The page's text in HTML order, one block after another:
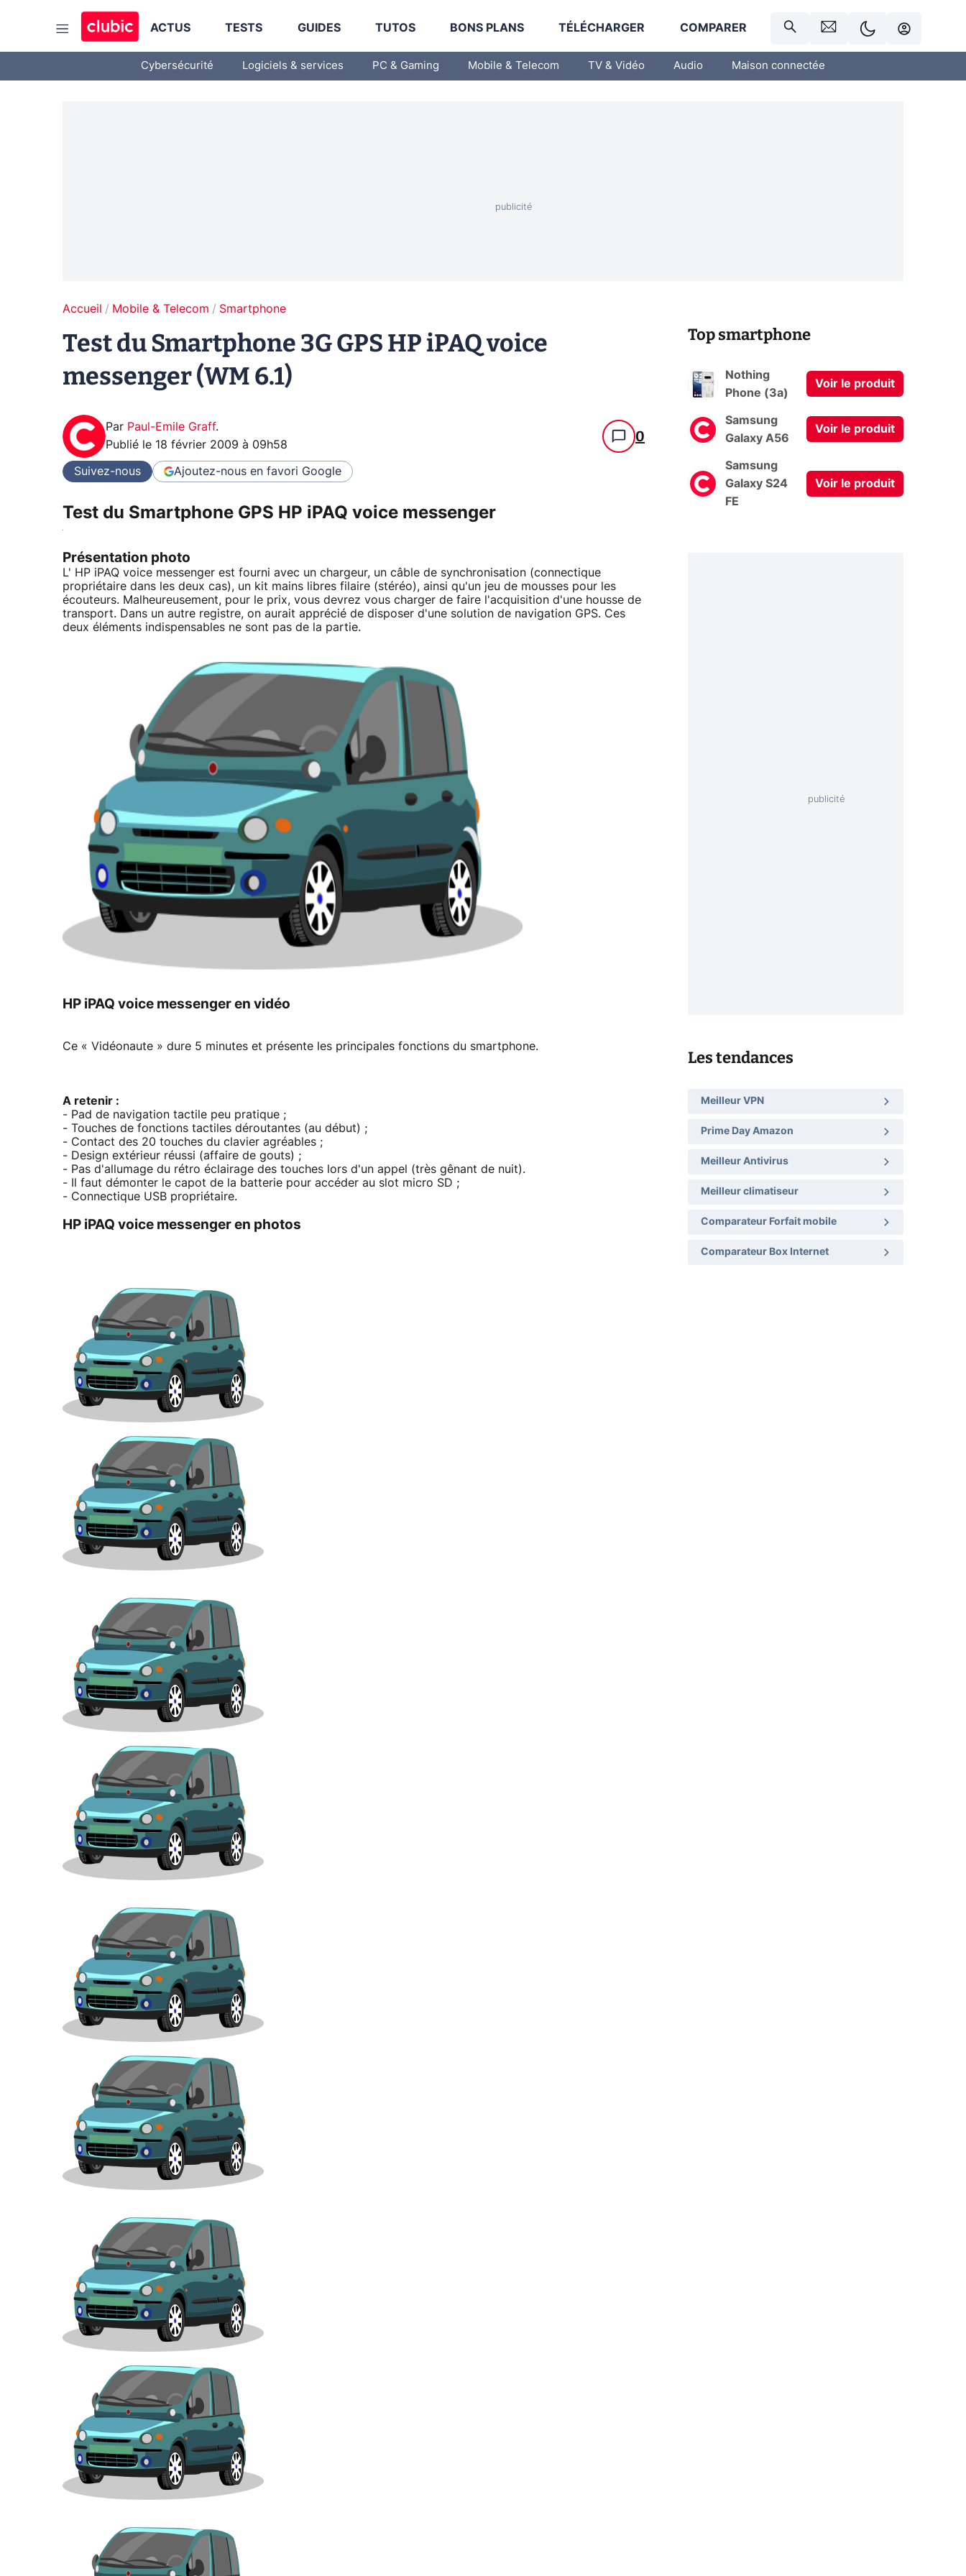
ACTUS TESTS GUIDES TUTOS BONS PLANS TÉLÉCHARGER COMPARER
Cybersécurité Logiciels & services PC & Gaming Mobile & Telecom TV & Vidéo Audio Maison connectée
Accueil Mobile & Telecom Smartphone
Test du Smartphone 3G GPS HP iPAQ voice
messenger (WM 6.1)
Par Paul-Emile Graff.
Publié le 18 février 2009 à 09h58 0
Suivez-nous Ajoutez-nous en favori Google
Test du Smartphone GPS HP iPAQ voice messenger
Présentation photo
L' HP iPAQ voice messenger est fourni avec un chargeur, un câble de synchronisation (connectique
propriétaire dans les deux cas), un kit mains libres filaire (stéréo), ainsi qu'un jeu de mousses pour les
écouteurs. Malheureusement, pour le prix, vous devrez vous charger de faire l'acquisition d'une housse de
transport. Dans un autre registre, on aurait apprécié de disposer d'une solution de navigation GPS. Ces
deux éléments indispensables ne sont pas de la partie.
HP iPAQ voice messenger en vidéo
Ce « Vidéonaute » dure 5 minutes et présente les principales fonctions du smartphone.
A retenir :
- Pad de navigation tactile peu pratique ;
- Touches de fonctions tactiles déroutantes (au début) ;
- Contact des 20 touches du clavier agréables ;
- Design extérieur réussi (affaire de gouts) ;
- Pas d'allumage du rétro éclairage des touches lors d'un appel (très gênant de nuit).
- Il faut démonter le capot de la batterie pour accéder au slot micro SD ;
- Connectique USB propriétaire.
HP iPAQ voice messenger en photos
Top smartphone
Nothing
Phone (3a)
Voir le produit
Samsung
Galaxy A56
Voir le produit
Samsung
Galaxy S24
FE
Voir le produit
Les tendances
Meilleur VPN
Prime Day Amazon
Meilleur Antivirus
Meilleur climatiseur
Comparateur Forfait mobile
Comparateur Box Internet